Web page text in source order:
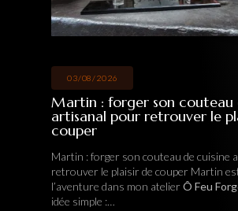
03/08/2026
Martin : forger son couteau
artisanal pour retrouver le
couper
Martin : forger son couteau de cuisine
retrouver le plaisir de couper Martin
l’aventure dans mon atelierÔ Feu
idée simple :…